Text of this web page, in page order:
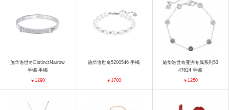
施华洛世奇DistinctNarrow
手镯 手镯
￥1290
施华洛世奇5200546 手镯
￥1700
施华洛世奇亚洲专属系列53
47624 手镯
￥1250